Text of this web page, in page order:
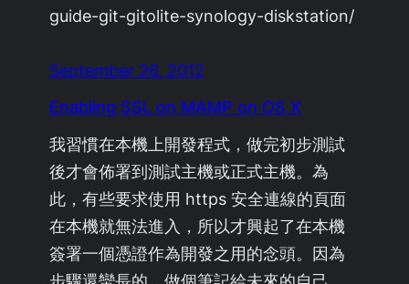
guide-git-gitolite-synology-diskstation/
September 26, 2012
Enabling SSL on MAMP on OS X
我習慣在本機上開發程式，做完初步測試
後才會佈署到測試主機或正式主機。為
此，有些要求使用 https 安全連線的頁面
在本機就無法進入，所以才興起了在本機
簽署一個憑證作為開發之用的念頭。因為